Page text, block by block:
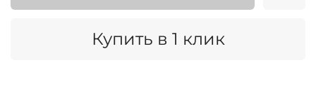
Купить в 1 клик